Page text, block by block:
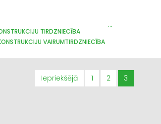
TIRDZNIECĪBA
VAIRUMTIRDZNIECĪBA
APDARES MATERIĀLI: TIRDZNIECĪBA
Iepriekšējā 1 2 3